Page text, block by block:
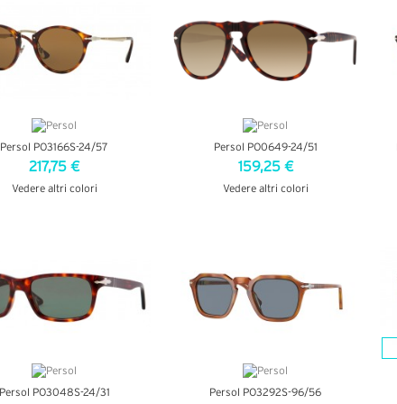
Persol PO3166S-24/57
217,75 €
Vedere altri colori
Persol PO0649-24/51
159,25 €
Vedere altri colori
Persol PO3048S-24/31 Persol PO3292S-96/56